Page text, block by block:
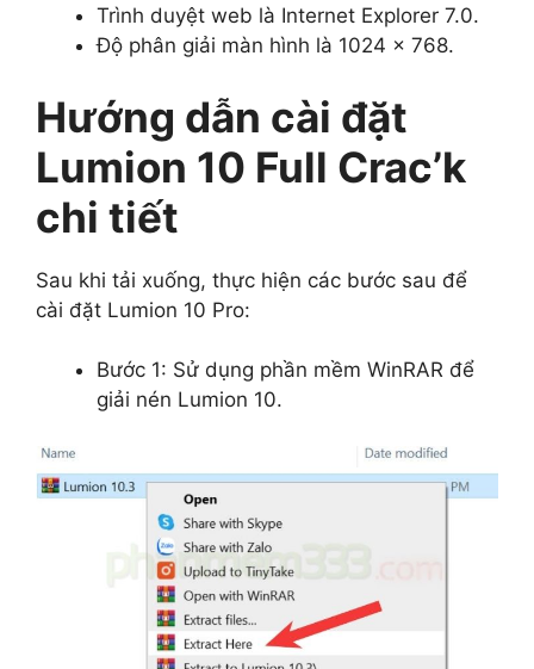
Trình duyệt web là Internet Explorer 7.0.
Độ phân giải màn hình là 1024 x 768.
Hướng dẫn cài đặt
Lumion 10 Full Crac’k
chi tiết
Sau khi tải xuống, thực hiện các bước sau để
cài đặt Lumion 10 Pro:
Bước 1: Sử dụng phần mềm WinRAR để
giải nén Lumion 10.